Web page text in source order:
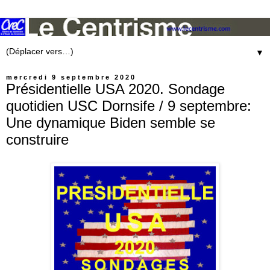
▼
mercredi 9 septembre 2020
Présidentielle USA 2020. Sondage
quotidien USC Dornsife / 9 septembre:
Une dynamique Biden semble se
construire